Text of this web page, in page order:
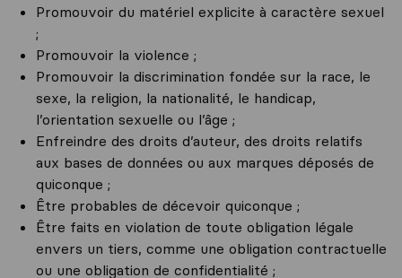
Promouvoir du matériel explicite à caractère sexuel
;
Promouvoir la violence ;
Promouvoir la discrimination fondée sur la race, le
sexe, la religion, la nationalité, le handicap,
l’orientation sexuelle ou l’âge ;
Enfreindre des droits d’auteur, des droits relatifs
aux bases de données ou aux marques déposés de
quiconque ;
Être probables de décevoir quiconque ;
Être faits en violation de toute obligation légale
envers un tiers, comme une obligation contractuelle
ou une obligation de confidentialité ;